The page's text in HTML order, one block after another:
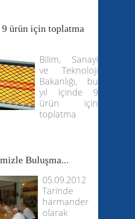
9 ürün için toplatma
Bilim, Sanayi
ve Teknoloji
Bakanlığı, bu
yıl içinde 9
ürün için
toplatma
Buluşma...
05.09.2012
Tarinde
harmander
olarak